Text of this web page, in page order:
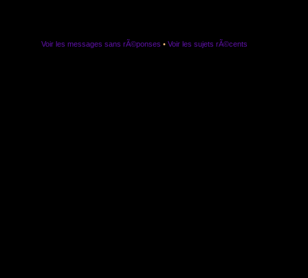
Voir les messages sans rÃ©ponses • Voir les sujets rÃ©cents